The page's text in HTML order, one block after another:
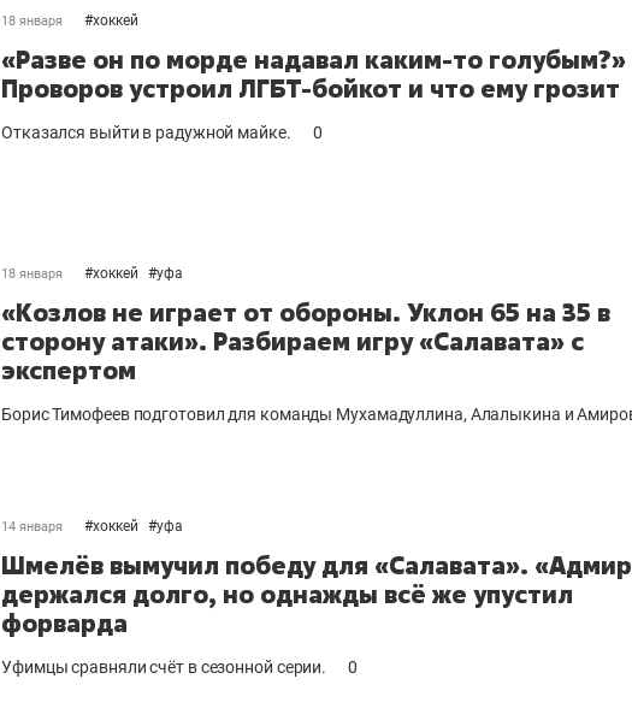
18 января #хоккей
«Разве он по морде надавал каким-то голубым?»
Проворов устроил ЛГБТ-бойкот и что ему грозит
Отказался выйти в радужной майке. 0
18 января #хоккей #уфа
«Козлов не играет от обороны. Уклон 65 на 35 в
сторону атаки». Разбираем игру «Салавата» с
экспертом
Борис Тимофеев подготовил для команды Мухамадуллина, Алалыкина и
14 января #хоккей #уфа
Шмелёв вымучил победу для «Салавата».
держался долго, но однажды всё же упустил
форварда
Уфимцы сравняли счёт в сезонной серии. 0